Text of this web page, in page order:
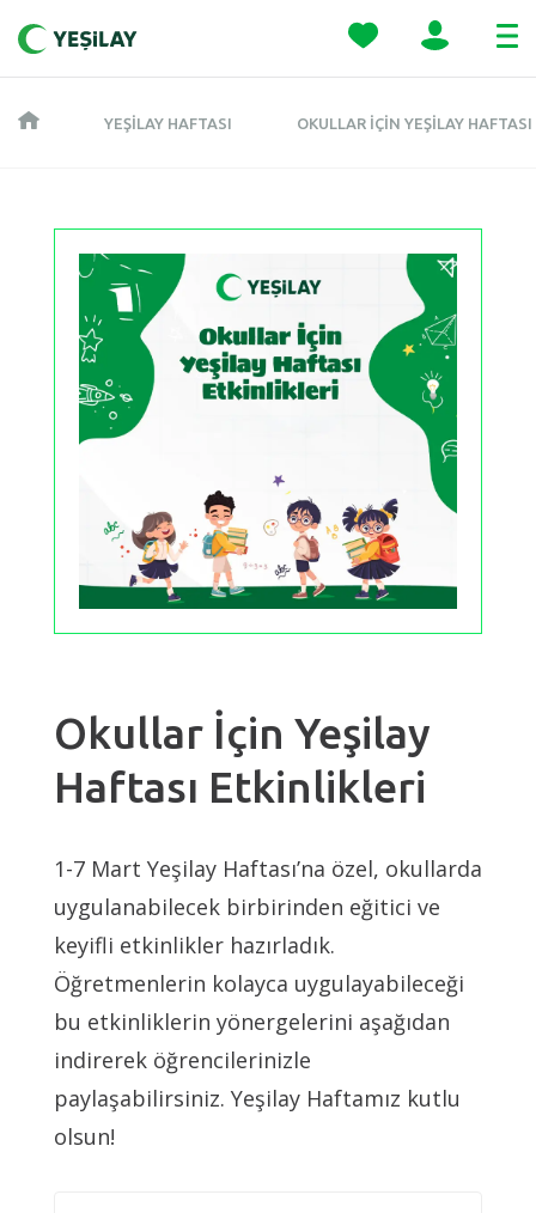
YEŞILAY HAFTASI OKULLAR İÇIN YEŞILAY
Okullar İçin Yeşilay
Haftası Etkinlikleri
1-7 Mart Yeşilay Haftası’na özel, okullarda
uygulanabilecek birbirinden eğitici ve
keyifli etkinlikler hazırladık.
Öğretmenlerin kolayca uygulayabileceği
bu etkinliklerin yönergelerini aşağıdan
indirerek öğrencilerinizle
paylaşabilirsiniz. Yeşilay Haftamız kutlu
olsun!